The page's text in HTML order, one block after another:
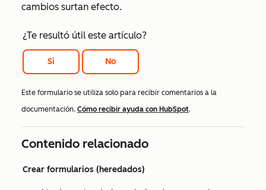
cambios surtan efecto.
¿Te resultó útil este artículo?
Si No
Este formulario se utiliza solo para recibir comentarios a la
documentación. Cómo recibir ayuda con HubSpot.
Contenido relacionado
Crear formularios (heredados)